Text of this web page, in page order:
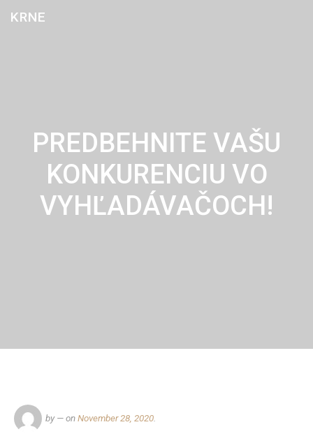
KRNE
PREDBEHNITE VAŠU
KONKURENCIU VO
VYHĽADÁVAČOCH!
by — on November 28, 2020